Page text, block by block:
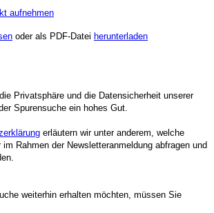
aufnehmen
oder als PDF-Datei herunterladen
Privatsphäre und die Datensicherheit unserer
Spurensuche ein hohes Gut.
erläutern wir unter anderem, welche
Rahmen der Newsletteranmeldung abfragen und
weiterhin erhalten möchten, müssen Sie